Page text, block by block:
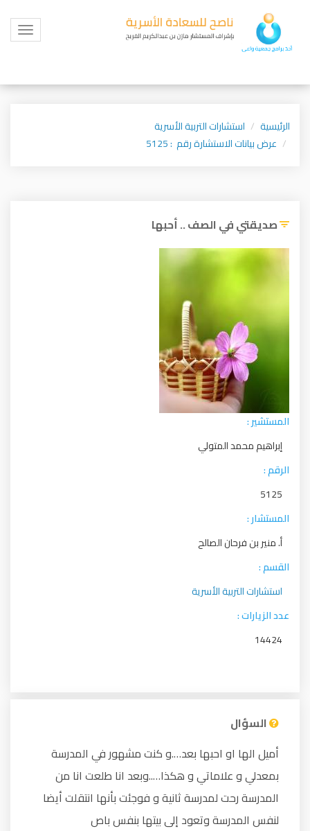
Toggle
الرئيسية
استشارات التربية الأسرية
عرض بيانات الاستشارة رقم : 5125
صديقتي في الصف .. أحبها
المستشير :
إبراهيم محمد المتولي
الرقم :
5125
المستشار :
أ. منير بن فرحان الصالح
القسم :
استشارات التربية الأسرية
عدد الزيارات :
14424
السؤال
أميل الها او احبها بعد….و كنت مشهور في المدرسة
بمعدلي و علاماتي و هكذا…..وبعد انا طلعت انا من
المدرسة رحت لمدرسة ثانية و فوجئت بأنها انتقلت أيضا
لنفس المدرسة وتعود إلى بيتها بنفس باص